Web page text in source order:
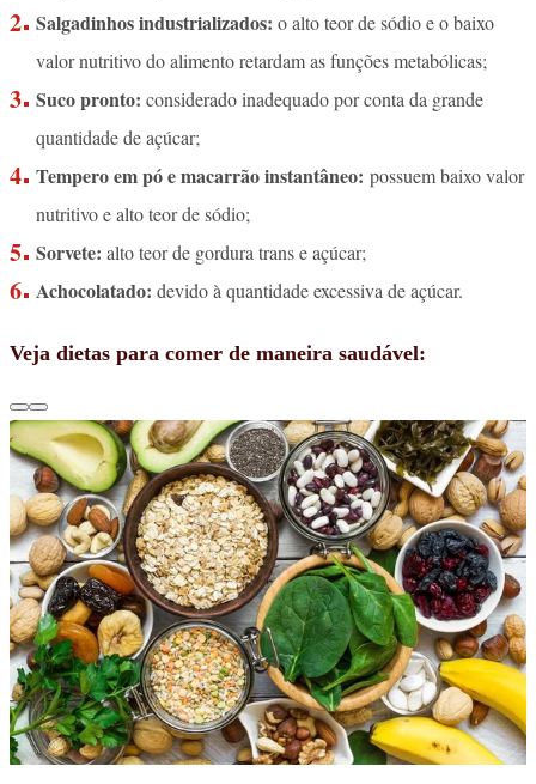
Salgadinhos industrializados: o alto teor de sódio e o baixo
valor nutritivo do alimento retardam as funções metabólicas;
Suco pronto: considerado inadequado por conta da grande
quantidade de açúcar;
Tempero em pó e macarrão instantâneo: possuem baixo valor
nutritivo e alto teor de sódio;
Sorvete: alto teor de gordura trans e açúcar;
Achocolatado: devido à quantidade excessiva de açúcar.
Veja dietas para comer de maneira saudável: